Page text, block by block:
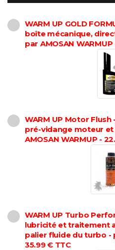
WARM UP GOLD
boîte mécanique,
par AMOSAN
WARM UP Motor
pré-vidange moteur
AMOSAN WARMUP -
WARM UP Turbo
lubricité et traitement
palier fluide du turbo -
35.99 € TTC